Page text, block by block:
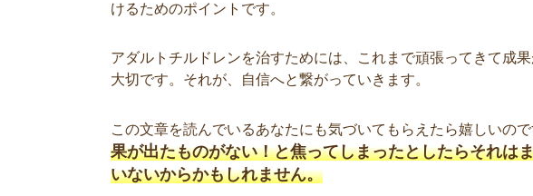
けるためのポイントです。
アダルトチルドレンを治すためには、これまで頑張ってきて成
大切です。それが、自信へと繋がっていきます。
この文章を読んでいるあなたにも気づいてもらえたら嬉しいので
果が出たものがない！と焦ってしまったとしたらそれは
いないからかもしれません。